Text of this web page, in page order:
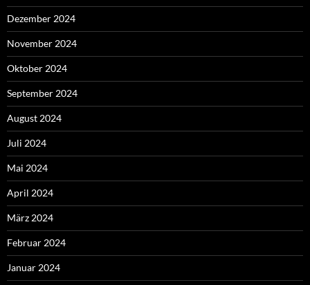
Dezember 2024
November 2024
Oktober 2024
September 2024
August 2024
Juli 2024
Mai 2024
April 2024
März 2024
Februar 2024
Januar 2024